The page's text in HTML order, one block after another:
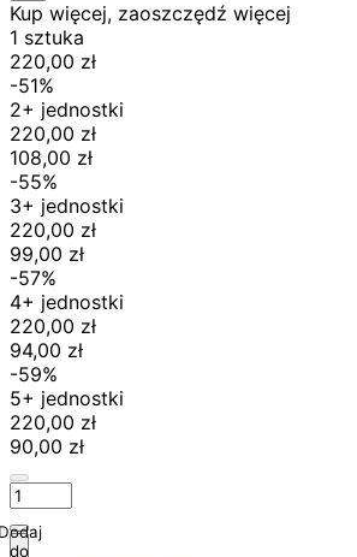
Kup więcej, zaoszczędź więcej
1 sztuka
220,00 zł
-51%
2+ jednostki
220,00 zł
108,00 zł
-55%
3+ jednostki
220,00 zł
99,00 zł
-57%
4+ jednostki
220,00 zł
94,00 zł
-59%
5+ jednostki
220,00 zł
90,00 zł
do